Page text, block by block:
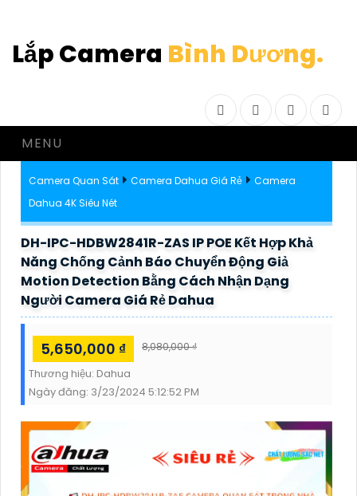
Lắp Camera Bình Dương.
FacebookTwitter Instagram
MENU
Camera Quan Sát Camera Dahua Giá Rẻ
Camera
Dahua 4K Siêu Nét
DH-IPC-HDBW2841R-ZAS IP POE Kết Hợp Khả
Năng Chống Cảnh Báo Chuyển Động Giả
Motion Detection Bằng Cách Nhận Dạng
Người Camera Giá Rẻ Dahua
5,650,000 ₫ 8,080,000 ₫
Thương hiệu: Dahua
Ngày đăng: 3/23/2024 5:12:52 PM